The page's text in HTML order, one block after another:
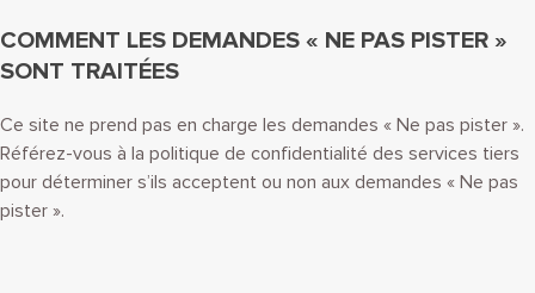
COMMENT LES DEMANDES « NE PAS PISTER »
SONT TRAITÉES
Ce site ne prend pas en charge les demandes « Ne pas pister ».
Référez-vous à la politique de confidentialité des services tiers
pour déterminer s’ils acceptent ou non aux demandes « Ne pas
pister ».